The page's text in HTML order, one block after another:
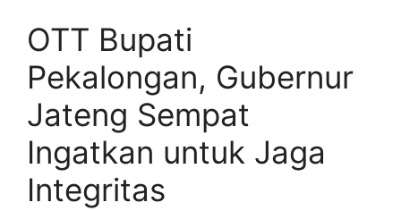
OTT Bupati
Pekalongan, Gubernur
Jateng Sempat
Ingatkan untuk Jaga
Integritas